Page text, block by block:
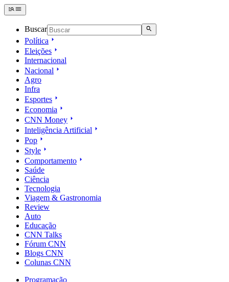
Buscar
Política
Eleições
Internacional
Nacional
Agro
Infra
Esportes
Economia
CNN Money
Inteligência Artificial
Pop
Style
Comportamento
Saúde
Ciência
Tecnologia
Viagem & Gastronomia
Review
Auto
Educação
CNN Talks
Fórum CNN
Blogs CNN
Colunas CNN
Programação